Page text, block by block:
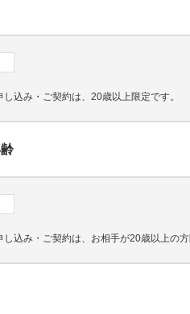
込み・ご契約は、20歳以上限定です。
込み・ご契約は、お相手が20歳以上の